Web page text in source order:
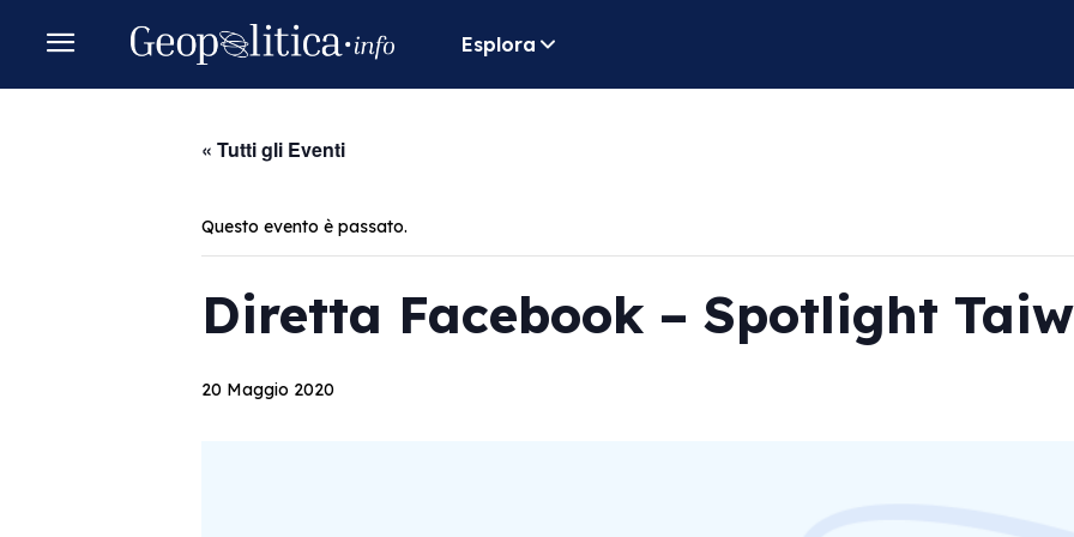
Esplora
« Tutti gli Eventi
Questo evento è passato.
Diretta Facebook – Spotlight
20 Maggio 2020